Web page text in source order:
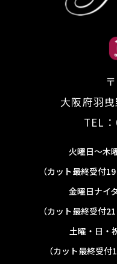
大阪府羽
TEL：
火曜日～
（カット最終受付
金曜日ナイ
（カット最終受付
土曜・日
（カット最終受